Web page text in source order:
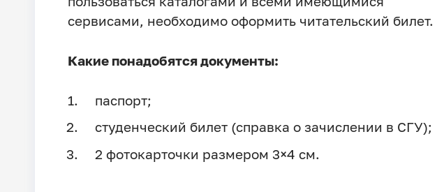
сервисами, необходимо оформить читательский билет.
Какие понадобятся документы:
паспорт;
студенческий билет (справка о зачислении в СГУ);
2 фотокарточки размером 3×4 см.